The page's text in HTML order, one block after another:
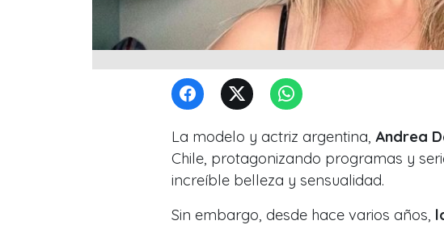
La modelo y actriz argentina, Andrea
Chile, protagonizando programas y
increíble belleza y sensualidad.
Sin embargo, desde hace varios años,